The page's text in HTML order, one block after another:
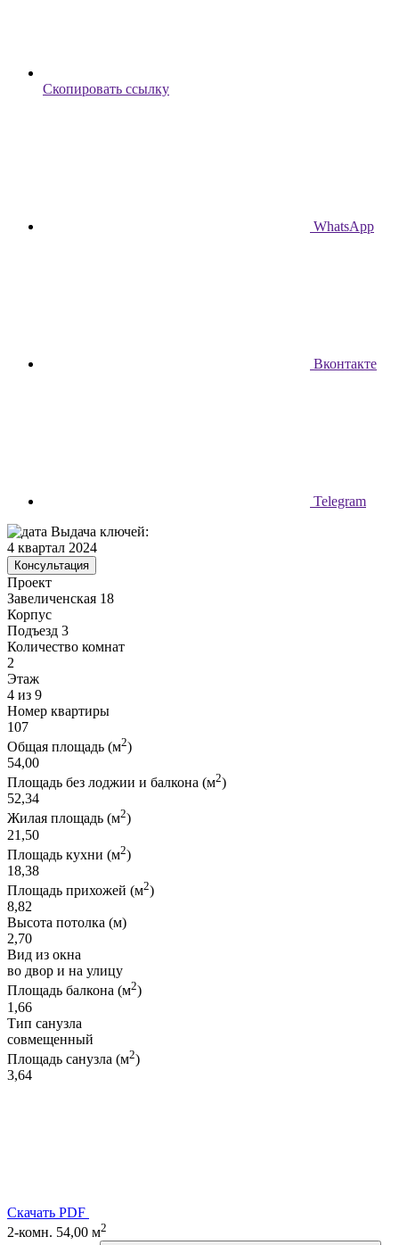
Скопировать ссылку
WhatsApp
Вконтакте
Telegram
Выдача ключей:
4 квартал 2024
Консультация
Проект
Завеличенская 18
Корпус
Подъезд 3
Количество комнат
2
Этаж
4 из 9
Номер квартиры
107
Общая площадь (м2)
54,00
Площадь без лоджии и балкона (м2)
52,34
Жилая площадь (м2)
21,50
Площадь кухни (м2)
18,38
Площадь прихожей (м2)
8,82
Высота потолка (м)
2,70
Вид из окна
во двор и на улицу
Площадь балкона (м2)
1,66
Тип санузла
совмещенный
Площадь санузла (м2)
3,64
Скачать PDF
2-комн. 54,00 м2